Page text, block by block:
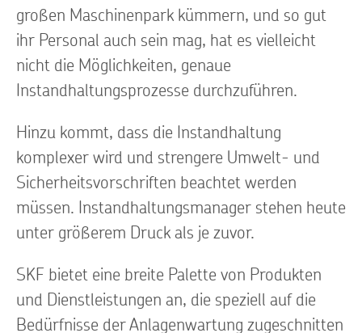
großen Maschinenpark kümmern, und so gut
ihr Personal auch sein mag, hat es vielleicht
nicht die Möglichkeiten, genaue
Instandhaltungsprozesse durchzuführen.
Hinzu kommt, dass die Instandhaltung
komplexer wird und strengere Umwelt- und
Sicherheitsvorschriften beachtet werden
müssen. Instandhaltungsmanager stehen heute
unter größerem Druck als je zuvor.
SKF bietet eine breite Palette von Produkten
und Dienstleistungen an, die speziell auf die
Bedürfnisse der Anlagenwartung zugeschnitten